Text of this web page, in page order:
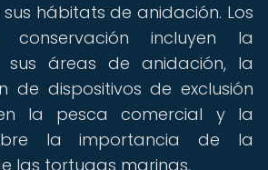
hábitats de anidación. Los
conservación incluyen la
sus áreas de anidación, la
de dispositivos de exclusión
la pesca comercial y la
la importancia de la
las tortugas marinas.